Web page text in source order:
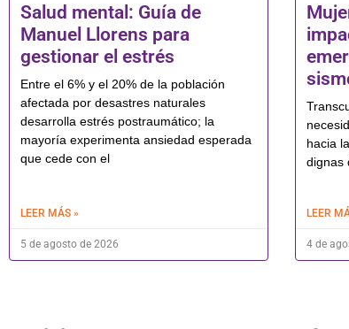
Salud mental: Guía de
Manuel Llorens para
gestionar el estrés
Entre el 6% y el 20% de la población
afectada por desastres naturales
desarrolla estrés postraumático; la
mayoría experimenta ansiedad esperada
que cede con el
LEER MÁS »
5 de agosto de 2026
hacia
dignas
LEER
4 de